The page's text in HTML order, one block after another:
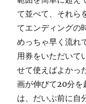
て並べて、それら
てエンディングの
めっちゃ早く流れ
用券をいただい
せて使えばよかっ
画が伸びて20分を
は、だいぶ前に自